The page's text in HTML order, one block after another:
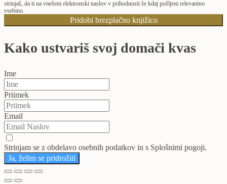
strinjaš, da ti na vnešeni elektronski naslov v prihodnosti še kdaj pošljem relevantno
vsebino.
Pridobi brezplačno knjižico
Kako ustvariš svoj domači kvas
Ime
Priimek
Email
Strinjam se z obdelavo osebnih podatkov in s Splošnimi pogoji.
Ja, želim se pridrožiti